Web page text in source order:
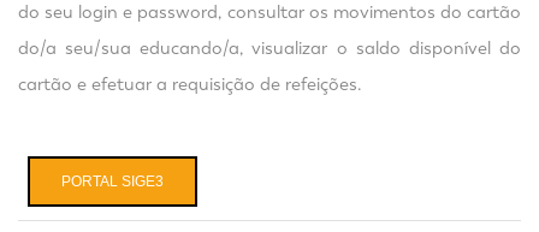
do seu login e password, consultar os movimentos do cartão
do/a seu/sua educando/a, visualizar o saldo disponível do
cartão e efetuar a requisição de refeições.
PORTAL SIGE3